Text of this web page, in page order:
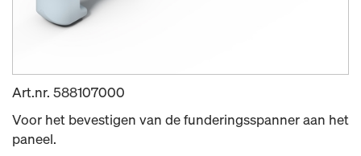
Art.nr. 588107000
Voor het bevestigen van de funderingsspanner aan het
paneel.